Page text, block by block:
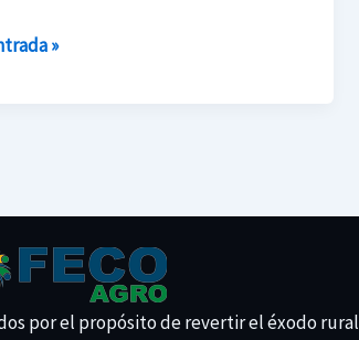
»
por el propósito de revertir el éxodo rural